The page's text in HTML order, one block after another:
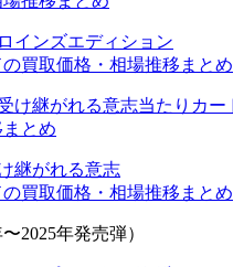
インズエディション
買取価格・相場推移まとめ
継がれる意志
買取価格・相場推移まとめ
2025年発売弾）